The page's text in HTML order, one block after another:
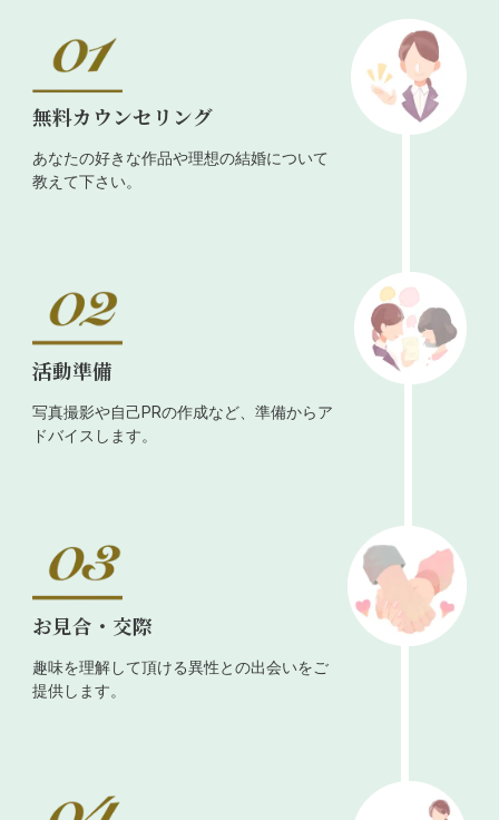
無料カウンセリング
あなたの好きな作品や理想の結婚について
教えて下さい。
活動準備
写真撮影や自己PRの作成など、準備からア
ドバイスします。
お見合・交際
趣味を理解して頂ける異性との出会いをご
提供します。